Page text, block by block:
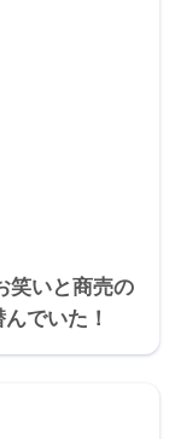
笑いと商売の
でいた！